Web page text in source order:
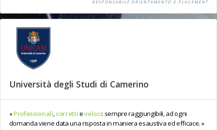
RESPONSABILE ORIENTAMENTO E PLACEMENT
Università degli Studi di Camerino
Professionali correttieveloci: sempre raggiungibili, ad ogni
domanda viene data una risposta in maniera esaustiva ed efficace.